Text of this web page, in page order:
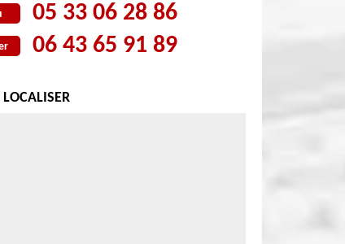
05 33 06 28 86
06 43 65 91 89